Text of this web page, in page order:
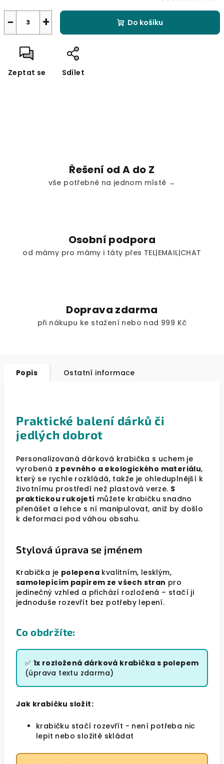
+
− Do košíku
Zeptat se Sdílet
Řešení od A do Z
vše potřebné na jednom místě →
Osobní podpora
od mámy pro mámy i táty přes TEL|EMAIL|CHAT
Doprava zdarma
při nákupu ke stažení nebo nad 999 Kč
Popis Ostatní informace
Praktické balení dárků či
jedlých dobrot
Personalizovaná dárková krabička s uchem je
vyrobená z pevného a ekologického materiálu,
který se rychle rozkládá, takže je ohleduplnější k
životnímu prostředí než plastová verze. S
praktickou rukojetí můžete krabičku snadno
přenášet a lehce s ní manipulovat, aniž by došlo
k deformaci pod váhou obsahu.
Stylová úprava se jménem
Krabička je polepena kvalitním, lesklým,
samolepícím papírem ze všech stran pro
jedinečný vzhled a přichází rozložená – stačí ji
jednoduše rozevřít bez potřeby lepení.
Co obdržíte:
✅ 1x rozložená dárková krabička s polepem
(úprava textu zdarma)
Jak krabičku složit:
krabičku stačí rozevřít - není potřeba nic
lepit nebo složitě skládat